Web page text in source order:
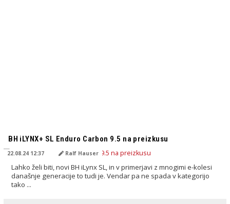
BH iLYNX+ SL Enduro Carbon 9.5 na preizkusu
22.08.24 12:37 Ralf Hauser
Lahko želi biti, novi BH iLynx SL, in v primerjavi z mnogimi e-kolesi
današnje generacije to tudi je. Vendar pa ne spada v kategorijo
tako ...